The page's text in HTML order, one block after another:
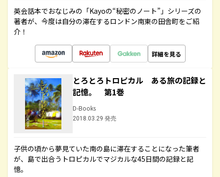
英会話本でおなじみの「Kayoの“秘密のノート”」シリーズの
著者が、今度は自分の滞在するロンドン南東の田舎町をご紹
介！
詳細を見る
とろとろトロピカル ある旅の記録と
記憶。 第1巻
D-Books
2018.03.29 発売
子供の頃から夢見ていた南の島に滞在することになった筆者
が、島で出合うトロピカルでマジカルな45日間の記録と記
憶。